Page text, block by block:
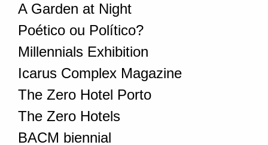
A Garden at Night
Poético ou Político?
Millennials Exhibition
Icarus Complex Magazine
The Zero Hotel Porto
The Zero Hotels
BACM biennial